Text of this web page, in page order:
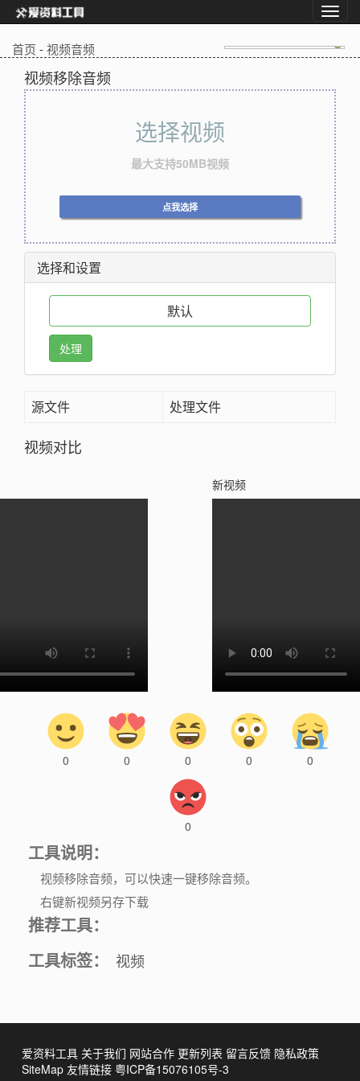
首页 -视频音频
视频移除音频
选择视频
最大支持50MB视频
点我选择
选择和设置
默认
处理
源文件 处理文件
视频对比
新视频
0 0 0 0 0
0
工具说明：
视频移除音频，可以快速一键移除音频。
右键新视频另存下载
推荐工具：
工具标签：
视频
爱资料工具 关于我们 网站合作 更新列表 留言反馈 隐私政策
SiteMap 友情链接 粤ICP备15076105号-3